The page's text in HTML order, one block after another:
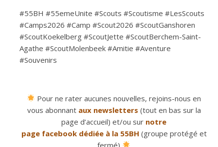
#55BH #55emeUnite #Scouts #Scoutisme #LesScouts
#Camps2026 #Camp #Scout2026 #ScoutGanshoren
#ScoutKoekelberg #ScoutJette #ScoutBerchem-Saint-
Agathe #ScoutMolenbeek #Amitie #Aventure
#Souvenirs
Pour ne rater aucunes nouvelles, rejoins-nous en
vous abonnant aux newsletters (tout en bas sur la
page d’accueil) et/ou sur notre
page facebook dédiée à la 55BH (groupe protégé et
fermé)